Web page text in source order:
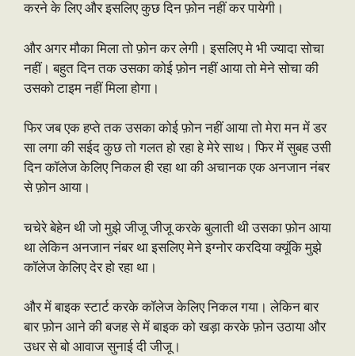
करने के लिए और इसलिए कुछ दिन फ़ोन नहीं कर पायेगी।
और अगर मौका मिला तो फ़ोन कर लेगी। इसलिए मे भी ज्यादा सोचा
नहीं। बहुत दिन तक उसका कोई फ़ोन नहीं आया तो मेने सोचा की
उसको टाइम नहीं मिला होगा।
फिर जब एक हप्ते तक उसका कोई फ़ोन नहीं आया तो मेरा मन में डर
सा लगा की सईद कुछ तो गलत हो रहा हे मेरे साथ। फिर में सुबह उसी
दिन कॉलेज केलिए निकल ही रहा था की अचानक एक अनजान नंबर
से फ़ोन आया।
चचेरे बेहेन थी जो मुझे जीजू जीजू करके बुलाती थी उसका फ़ोन आया
था लेकिन अनजान नंबर था इसलिए मेने इग्नोर करदिया क्यूंकि मुझे
कॉलेज केलिए देर हो रहा था।
और में बाइक स्टार्ट करके कॉलेज केलिए निकल गया। लेकिन बार
बार फ़ोन आने की बजह से में बाइक को खड़ा करके फ़ोन उठाया और
उधर से बो आवाज सुनाई दी जीजू।